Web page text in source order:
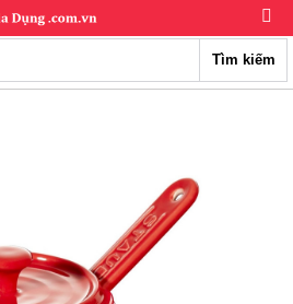
Tìm kiếm